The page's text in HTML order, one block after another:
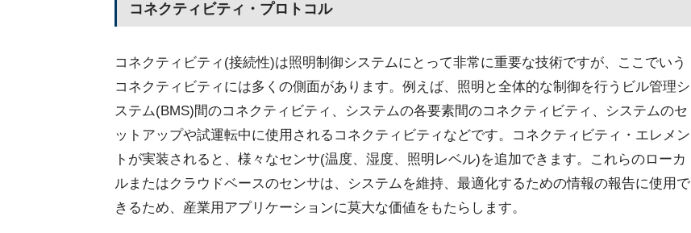
コネクティビティ・プロトコル
コネクティビティ(接続性)は照明制御システムにとって非常に重要な技術ですが、ここでいう
コネクティビティには多くの側面があります。例えば、照明と全体的な制御を行うビル管理シ
ステム(BMS)間のコネクティビティ、システムの各要素間のコネクティビティ、システムのセ
ットアップや試運転中に使用されるコネクティビティなどです。コネクティビティ・エレメン
トが実装されると、様々なセンサ(温度、湿度、照明レベル)を追加できます。これらのローカ
ルまたはクラウドベースのセンサは、システムを維持、最適化するための情報の報告に使用で
きるため、産業用アプリケーションに莫大な価値をもたらします。